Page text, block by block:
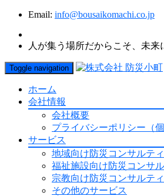
Email: info@bousaikomachi.co.jp
人が集う場所だからこそ、未来
Toggle navigation
ホーム
会社情報
会社概要
プライバシーポリシー（
サービス
地域向け防災コンサルテ
福祉施設向け防災コンサ
宗教向け防災コンサルテ
その他のサービス